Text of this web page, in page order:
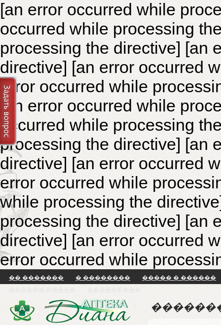
[an error occurred while
occurred while processing
processing the directive] [an
directive] [an error occurred
error occurred while
[an error occurred while
occurred while processing
processing the directive] [an
directive] [an error occurred
error occurred while
while processing the
processing the directive] [an
directive] [an error occurred
error occurred while
�� ������� � ��������
����� � ������